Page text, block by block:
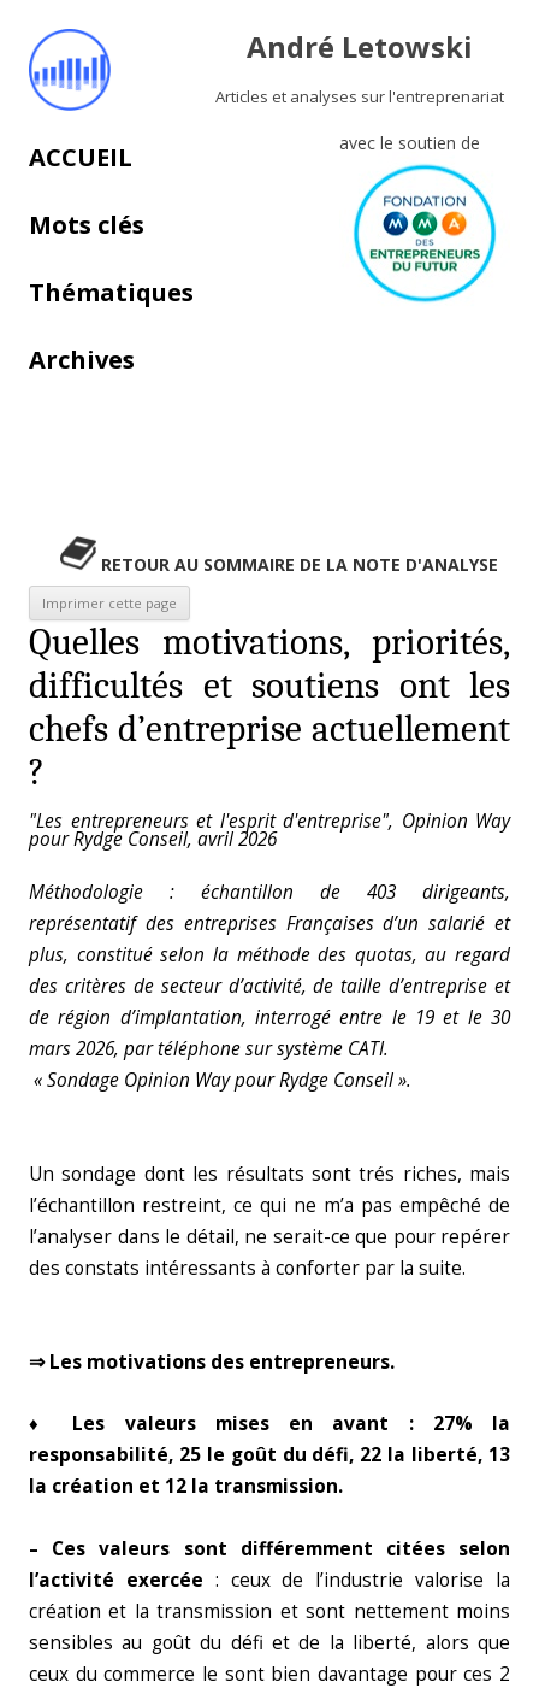
André Letowski
Articles et analyses sur l'entreprenariat
avec le soutien de
Aller au contenu principal
ACCUEIL
Mots clés
Thématiques
Archives
RETOUR AU SOMMAIRE DE LA NOTE D'ANALYSE
Quelles motivations, priorités,
difficultés et soutiens ont les
chefs d’entreprise actuellement
?
"Les entrepreneurs et l'esprit d'entreprise", Opinion Way
pour Rydge Conseil, avril 2026
Méthodologie : échantillon de 403 dirigeants,
représentatif des entreprises Françaises d’un salarié et
plus, constitué selon la méthode des quotas, au regard
des critères de secteur d’activité, de taille d’entreprise et
de région d’implantation, interrogé entre le 19 et le 30
mars 2026, par téléphone sur système CATI.
« Sondage Opinion Way pour Rydge Conseil ».
Un sondage dont les résultats sont trés riches, mais
l’échantillon restreint, ce qui ne m’a pas empêché de
l’analyser dans le détail, ne serait-ce que pour repérer
des constats intéressants à conforter par la suite.
⇒ Les motivations des entrepreneurs.
♦ Les valeurs mises en avant : 27% la
responsabilité, 25 le goût du défi, 22 la liberté, 13
la création et 12 la transmission.
– Ces valeurs sont différemment citées selon
l’activité exercée : ceux de l’industrie valorise la
création et la transmission et sont nettement moins
sensibles au goût du défi et de la liberté, alors que
ceux du commerce le sont bien davantage pour ces 2